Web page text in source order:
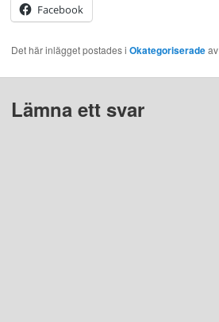
Facebook
Det här inlägget postades i Okategoriseradeav
Lämna ett svar